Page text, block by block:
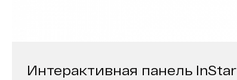
Интерактивная панель InStar